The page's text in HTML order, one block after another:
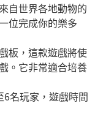
自世界各地動物的
位完成你的樂多
板，這款遊戲將使
。它非常適合培養
名玩家，遊戲時間